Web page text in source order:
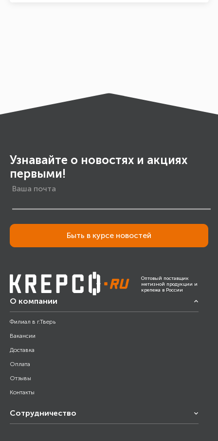
Узнавайте о новостях и акциях
первыми!
Быть в курсе новостей
Оптовый поставщик
метизной продукции и
крепежа в России
О компании
Филиал в г.Тверь
Вакансии
Доставка
Оплата
Отзывы
Контакты
Сотрудничество